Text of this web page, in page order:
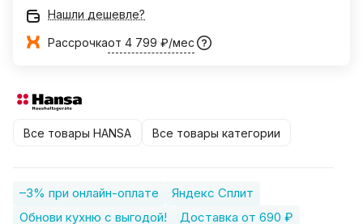
Нашли дешевле?
Рассрочкаот 4 799 ₽/мес
Все товары HANSA Все товары категории
–3% при онлайн-оплате
Яндекс Сплит
Обнови кухню с выгодой!
Доставка от 690 ₽